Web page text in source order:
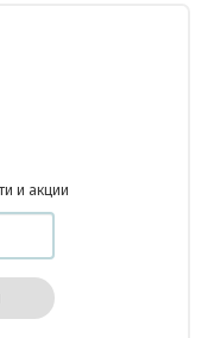
и акции